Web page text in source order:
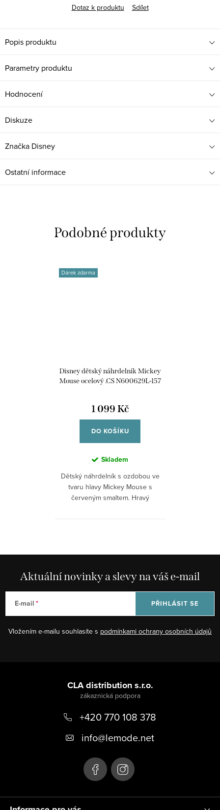
Dotaz k produktu
Sdílet
Popis produktu
Parametry produktu
Hodnocení
Diskuze
Značka Disney
Ostatní informace
Dárek zdarma
Disney dětský náhrdelník Mickey
Mouse ocelový .CS N600629L-157
1 099 Kč
DO KOŠÍKU
Skladem
Dětský náhrdelník s ozdobou ve
tvaru hlavy Mickey Mouse s
červeným smaltem. Hravý
Aktuální novinky a slevy na váš e-mail
E-mail
Vložením e-mailu souhlasíte s podmínkami ochrany osobních údajů
PŘIHLÁSIT SE
CLA distribution s.r.o.
+420 770 108 378
info@lemode.net